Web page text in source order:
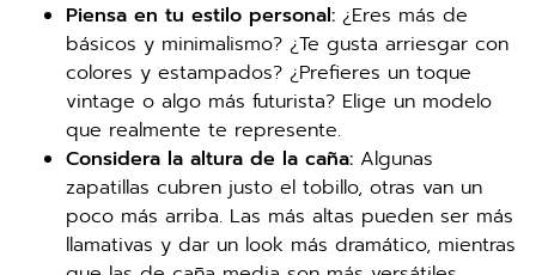
Piensa en tu estilo personal: ¿Eres más de
básicos y minimalismo? ¿Te gusta arriesgar con
colores y estampados? ¿Prefieres un toque
vintage o algo más futurista? Elige un modelo
que realmente te represente.
Considera la altura de la caña: Algunas
zapatillas cubren justo el tobillo, otras van un
poco más arriba. Las más altas pueden ser más
llamativas y dar un look más dramático, mientras